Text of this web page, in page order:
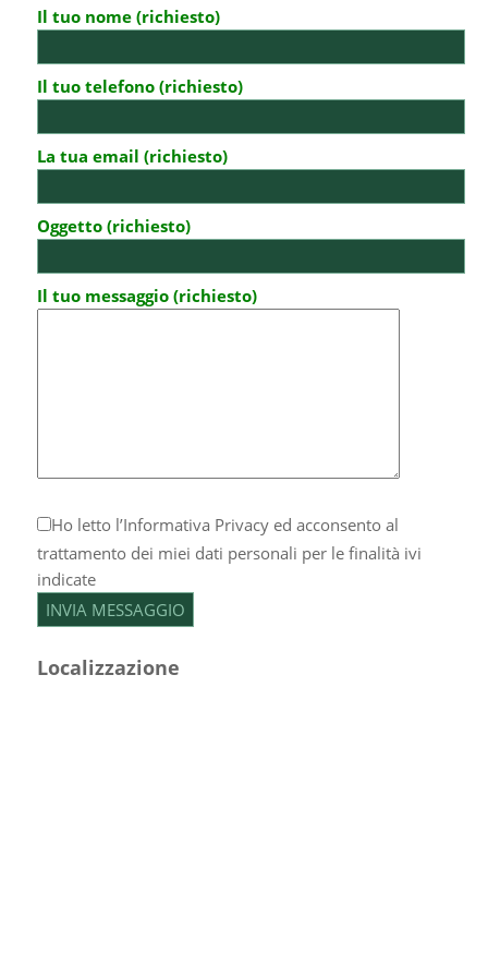
Il tuo nome (richiesto)
Il tuo telefono (richiesto)
La tua email (richiesto)
Oggetto (richiesto)
Il tuo messaggio (richiesto)
Ho letto l’Informativa Privacyed acconsento al
trattamento dei miei dati personali per le finalità ivi
indicate
Localizzazione